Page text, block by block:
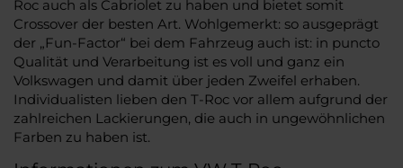
Roc auch als Cabriolet zu haben und bietet somit
Crossover der besten Art. Wohlgemerkt: so ausgeprägt
der „Fun-Factor“ bei dem Fahrzeug auch ist: in puncto
Qualität und Verarbeitung ist es voll und ganz ein
Volkswagen und damit über jeden Zweifel erhaben.
Individualisten lieben den T-Roc vor allem aufgrund der
zahlreichen Lackierungen, die auch in ungewöhnlichen
Farben zu haben ist.